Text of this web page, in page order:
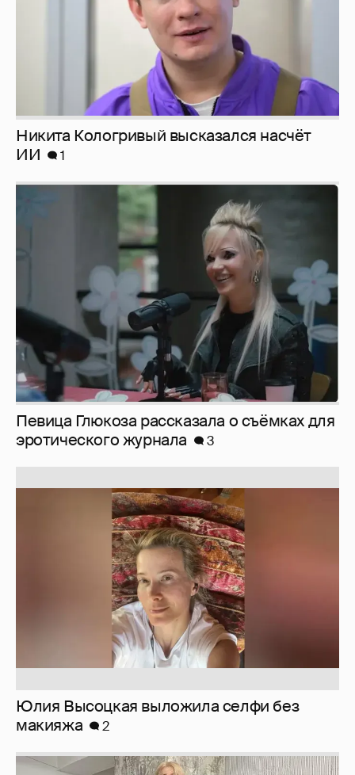
Певица Глюкоза рассказала о съёмках для
эротического журнала
3
Юлия Высоцкая выложила селфи без